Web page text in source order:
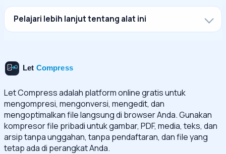
Pelajari lebih lanjut tentang alat ini
Let Compress adalah platform online gratis untuk
mengompresi, mengonversi, mengedit, dan
mengoptimalkan file langsung di browser Anda. Gunakan
kompresor file pribadi untuk gambar, PDF, media, teks, dan
arsip tanpa unggahan, tanpa pendaftaran, dan file yang
tetap ada di perangkat Anda.